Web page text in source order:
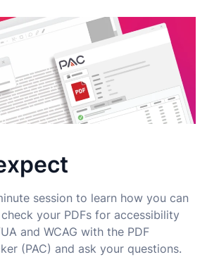
session to learn how you can
your PDFs for accessibility
and WCAG with the PDF
(PAC) and ask your questions.